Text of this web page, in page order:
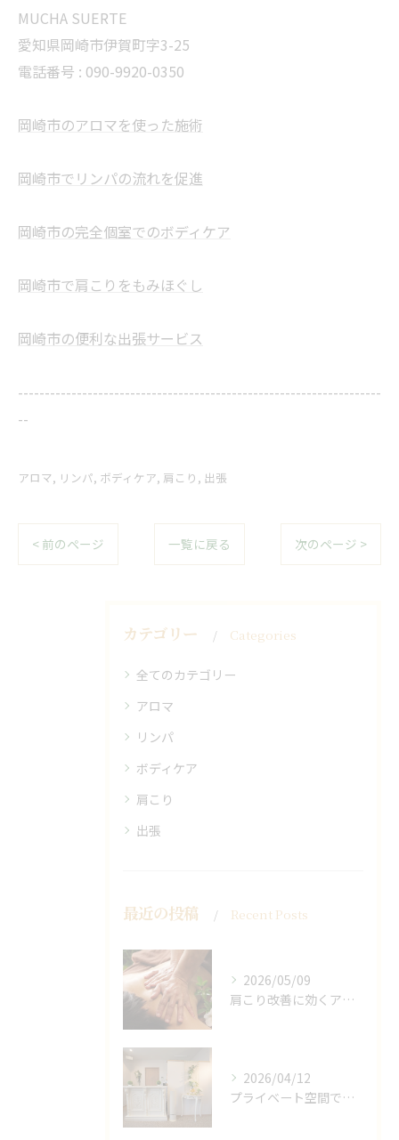
MUCHA SUERTE
愛知県岡崎市伊賀町字3-25
電話番号 : 090-9920-0350
岡崎市のアロマを使った施術
岡崎市でリンパの流れを促進
岡崎市の完全個室でのボディケア
岡崎市で肩こりをもみほぐし
岡崎市の便利な出張サービス
--------------------------------------------------------------------
--
アロマ リンパ ボディケア 肩こり 出張
< 前のページ 一覧に戻る 次のページ >
カテゴリー Categories
全てのカテゴリー
アロマ
リンパ
ボディケア
肩こり
出張
最近の投稿 Recent Posts
2026/05/09
肩こり改善に効くアロマリンパの手技と効果
2026/04/12
プライベート空間で極上アロマリンパケアの効果